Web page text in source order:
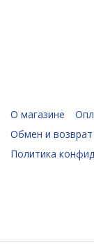
О магазине
Обмен и возврат
Политика